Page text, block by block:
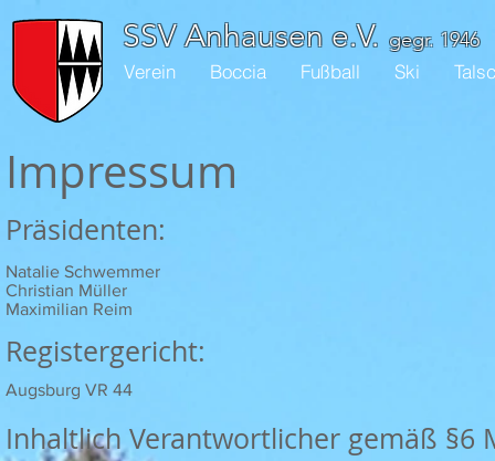
SSV Anhausen e.V.
Verein Boccia Fußball Ski
gegr. 1946
Impressum
Präsidenten:
Natalie Schwemmer
Christian Müller
Maximilian Reim
Registergericht:
Augsburg VR 44
Inhaltlich Verantwortlicher gemäß §6